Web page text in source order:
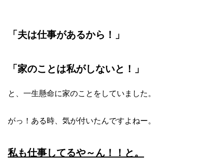
「夫は仕事があるから！」
「家のことは私がしないと！」
と、一生懸命に家のことをしていました。
がっ！ある時、気が付いたんですよねー。
私も仕事してるや～ん！！と。